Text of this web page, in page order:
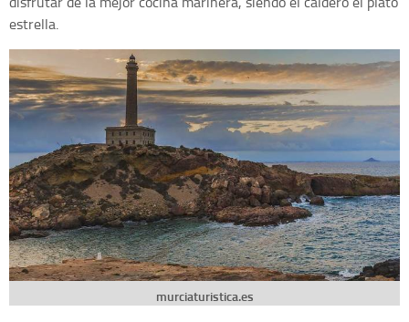
estrella.
murciaturistica.es